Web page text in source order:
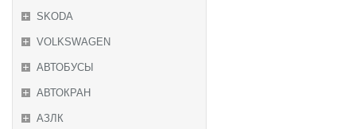
SKODA
VOLKSWAGEN
АВТОБУСЫ
АВТОКРАН
АЗЛК